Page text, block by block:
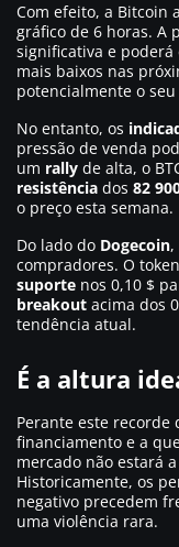
Com efeito, a Bitcoin
gráfico de 6 horas. A
significativa e
mais baixos nas
potencialmente o
No entanto, os
pressão de venda
um rally de alta, o
resistência dos 82
o preço esta semana.
Do lado do Dogecoin
compradores. O
suporte nos 0,10 $
breakout acima dos
tendência atual.
É a altura
Perante este recorde
financiamento e a
mercado não estará
Historicamente, os
negativo precedem
uma violência rara.